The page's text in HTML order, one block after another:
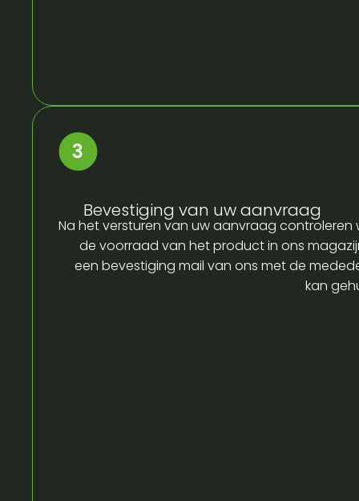
Bevestiging van uw aanvraag
Na het versturen van uw aanvraag controleren
de voorraad van het product in ons
een bevestiging mail van ons met de
kan